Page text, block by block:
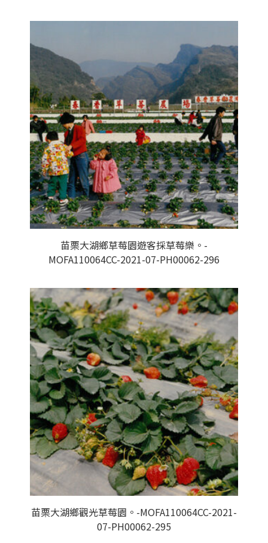
苗栗大湖鄉草莓園遊客採草莓樂。-
MOFA110064CC-2021-07-PH00062-296
苗栗大湖鄉觀光草莓園。-MOFA110064CC-2021-
07-PH00062-295